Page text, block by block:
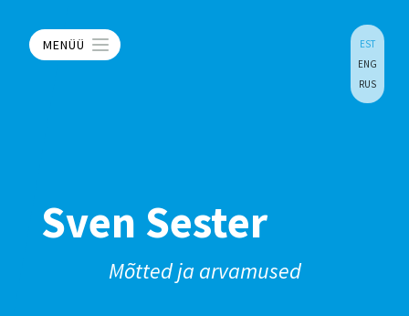
MENÜÜ
EST
ENG
RUS
Sven Sester
Mõtted ja arvamused